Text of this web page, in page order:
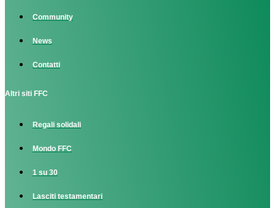
Community
News
Contatti
Altri siti FFC
Regali solidali
Mondo FFC
1 su 30
Lasciti testamentari